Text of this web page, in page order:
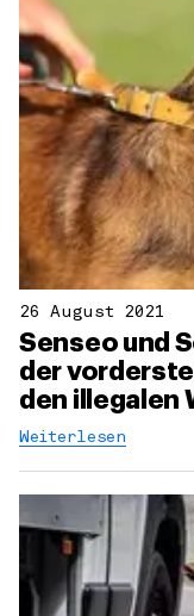
26 August 2021
Senseo und
der
den illegalen
Weiterlesen